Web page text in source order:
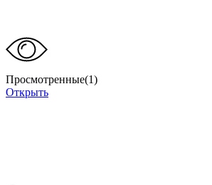
Просмотренные(1)
Открыть